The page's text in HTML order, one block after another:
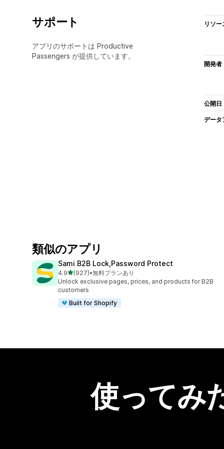
サポート
アプリのサポートは Productive
Passengers が提供しています。
リソー
開発者
公開日
データ
類似のアプリ
Sami B2B Lock,Password Protect
4.95つ星中
(927)
合計レビュー数：927件
•無料プランあり
Unlock exclusive pages, prices, and products for B2B
customers
Built for Shopify
使ってみ